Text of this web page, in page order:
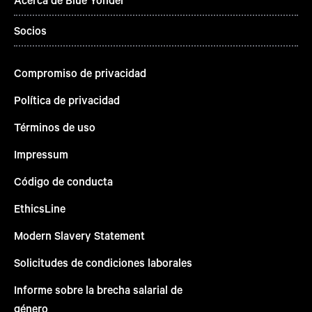
Socios
Compromiso de privacidad
Política de privacidad
Términos de uso
Impressum
Código de conducta
EthicsLine
Modern Slavery Statement
Solicitudes de condiciones laborales
Informe sobre la brecha salarial de
género